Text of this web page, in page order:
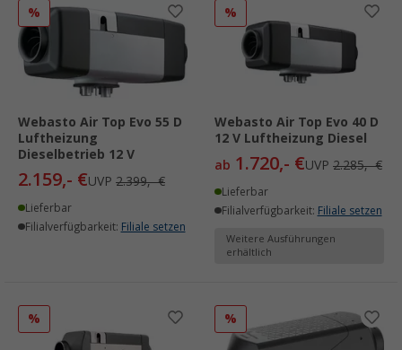
%
Webasto Air Top Evo 55 D
Luftheizung
Dieselbetrieb 12 V
2.159,- €UVP 2.399,- €
Lieferbar
Filialverfügbarkeit: Filiale setzen
%
Webasto Air Top Evo 40 D
12 V Luftheizung Diesel
ab 1.720,- €UVP 2.285,- €
Lieferbar
Filialverfügbarkeit: Filiale setzen
Weitere Ausführungen
erhältlich
% %